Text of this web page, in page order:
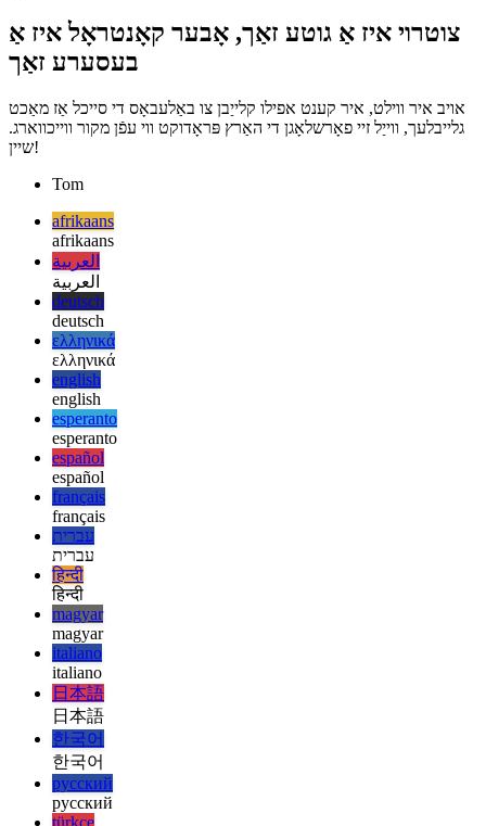
איז טייקעף אַרויף-צו-טאָג מיט לעבן דאַטן און האט אַ זייער שיין פּרייַז
צוטרוי איז אַ גוטע זאַך, אָבער קאָנטראָל איז אַ
בעסערע זאַך
גלייבלעך, ווייַל זיי פאָרשלאָגן די האַרץ פּראָדוקט ווי עפֿן מקור ווייכווארג.
Tom
afrikaans
afrikaans
العربية
العربية
deutsch
deutsch
ελληνικά
ελληνικά
english
english
esperanto
esperanto
español
español
français
français
עברית
עברית
हिन्दी
हिन्दी
magyar
magyar
italiano
italiano
日本語
日本語
한국어